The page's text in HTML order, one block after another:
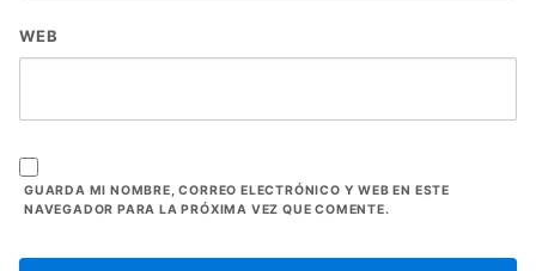
WEB
GUARDA MI NOMBRE, CORREO ELECTRÓNICO Y WEB EN ESTE
NAVEGADOR PARA LA PRÓXIMA VEZ QUE COMENTE.